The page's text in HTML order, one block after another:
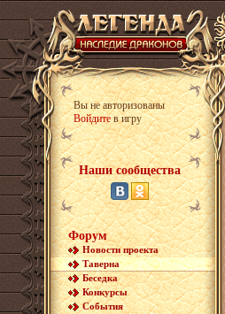
Вы не авторизованы
Войдитев игру
Наши сообщества
Форум
Новости проекта
Таверна
Беседка
Конкурсы
События